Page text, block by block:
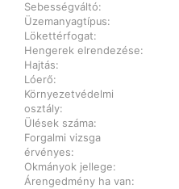
Sebességváltó:
Üzemanyagtípus:
Lökettérfogat:
Hengerek elrendezése:
Hajtás:
Lóerő:
Környezetvédelmi
osztály:
Ülések száma:
Forgalmi vizsga
érvényes:
Okmányok jellege:
Árengedmény ha van: